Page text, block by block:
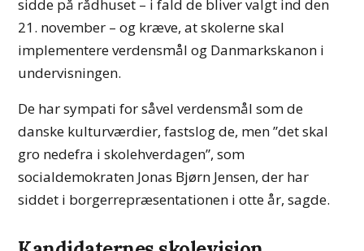
sidde på rådhuset – i fald de bliver valgt ind den
21. november – og kræve, at skolerne skal
implementere verdensmål og Danmarkskanon i
undervisningen.
De har sympati for såvel verdensmål som de
danske kulturværdier, fastslog de, men ”det skal
gro nedefra i skolehverdagen”, som
socialdemokraten Jonas Bjørn Jensen, der har
siddet i borgerrepræsentationen i otte år, sagde.